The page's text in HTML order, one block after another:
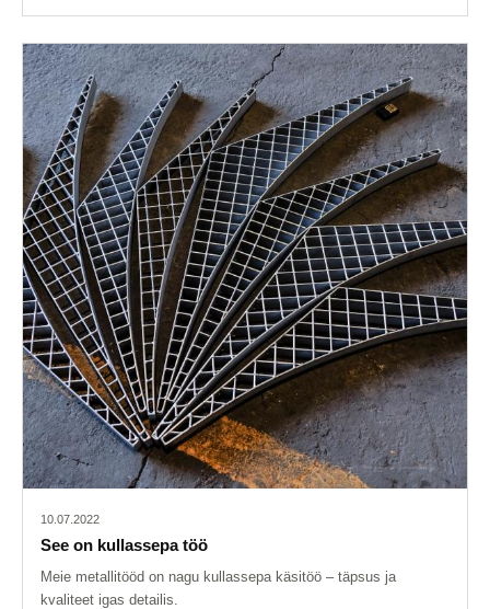
10.07.2022
See on kullassepa töö
Meie metallitööd on nagu kullassepa käsitöö – täpsus ja
kvaliteet igas detailis.